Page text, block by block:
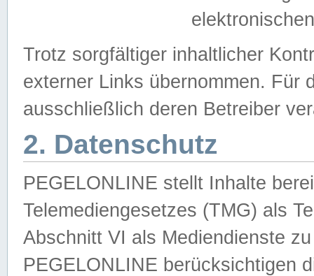
Trotz sorgfältiger inhaltlicher
externer Links übernommen. Für
ausschließlich deren Betreiber
2. Datenschutz
PEGELONLINE stellt Inhalte
Telemediengesetzes (TMG) als
Abschnitt VI als Mediendienste
PEGELONLINE berücksichtigen